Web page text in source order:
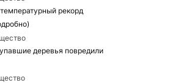
рекорд
деревья повредили